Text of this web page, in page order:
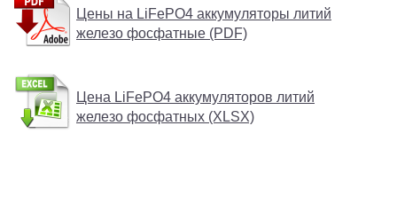
Цены на LiFePO4 аккумуляторы литий
железо фосфатные (PDF)
Цена LiFePO4 аккумуляторов литий
железо фосфатных (XLSX)